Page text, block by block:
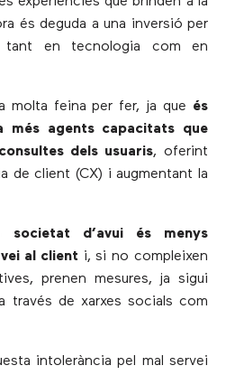
és deguda a una inversió per
tant en tecnologia com en
molta feina per fer, ja que és
més agents capacitats que
dels usuaris, oferint
de client (CX) i augmentant la
societat d’avui és menys
al client i, si no compleixen
prenen mesures, ja sigui
través de xarxes socials com
intolerància pel mal servei